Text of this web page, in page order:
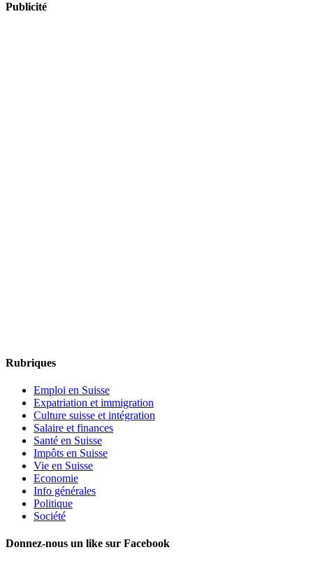
Publicité
Rubriques
Emploi en Suisse
Expatriation et immigration
Culture suisse et intégration
Salaire et finances
Santé en Suisse
Impôts en Suisse
Vie en Suisse
Economie
Info générales
Politique
Société
Donnez-nous un like sur Facebook